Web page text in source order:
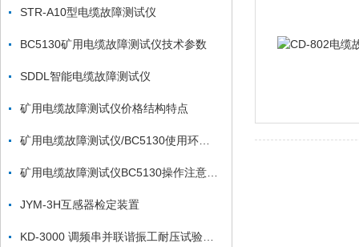
STR-A10型电缆故障测试仪
BC5130矿用电缆故障测试仪技术参数
SDDL智能电缆故障测试仪
矿用电缆故障测试仪价格结构特点
JYM-3H互感器检定装置